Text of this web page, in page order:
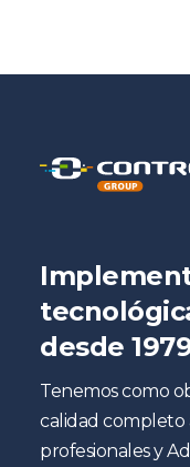
desde
Tenemos como
calidad completo
profesionales y